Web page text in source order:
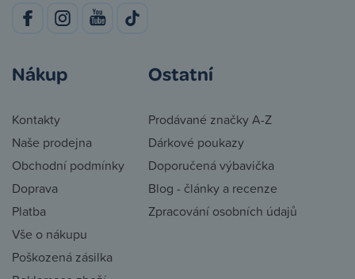
Nákup
Kontakty
Naše prodejna
Obchodní podmínky
Doprava
Platba
Vše o nákupu
Poškozená zásilka
Ostatní
Prodávané značky A-Z
Dárkové poukazy
Doporučená výbavička
Blog - články a recenze
Zpracování osobních údajů